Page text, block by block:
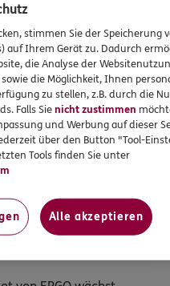
Aktionen
stimmen Sie der Speicherung
auf Ihrem Gerät zu. Dadurch
die Analyse der
die Möglichkeit, Ihnen
zu stellen, z.B. durch die
Falls Sienicht zustimmen
und Werbung auf dieser
über den Button "Tool-
Tools finden Sie unter
Alle akzeptieren